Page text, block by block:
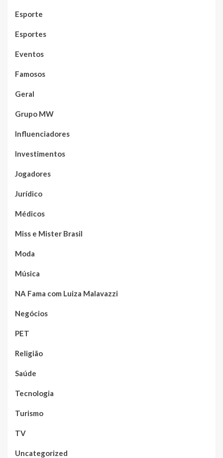
Esporte
Esportes
Eventos
Famosos
Geral
Grupo MW
Influenciadores
Investimentos
Jogadores
Jurídico
Médicos
Miss e Mister Brasil
Moda
Música
NA Fama com Luiza Malavazzi
Negócios
PET
Religião
Saúde
Tecnologia
Turismo
TV
Uncategorized